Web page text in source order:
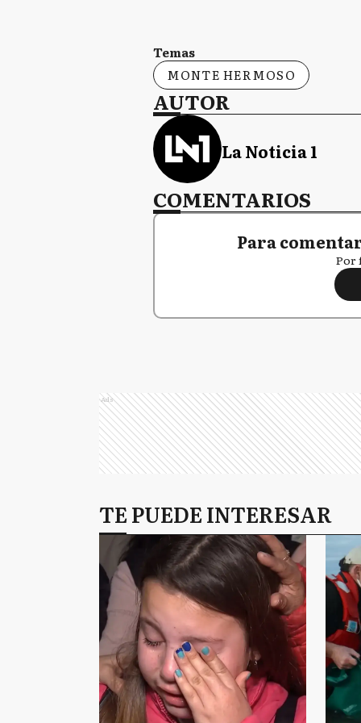
Temas
MONTE HERMOSO
AUTOR
La Noticia 1
COMENTARIOS
Para
Por
Ads
TE PUEDE INTERESAR